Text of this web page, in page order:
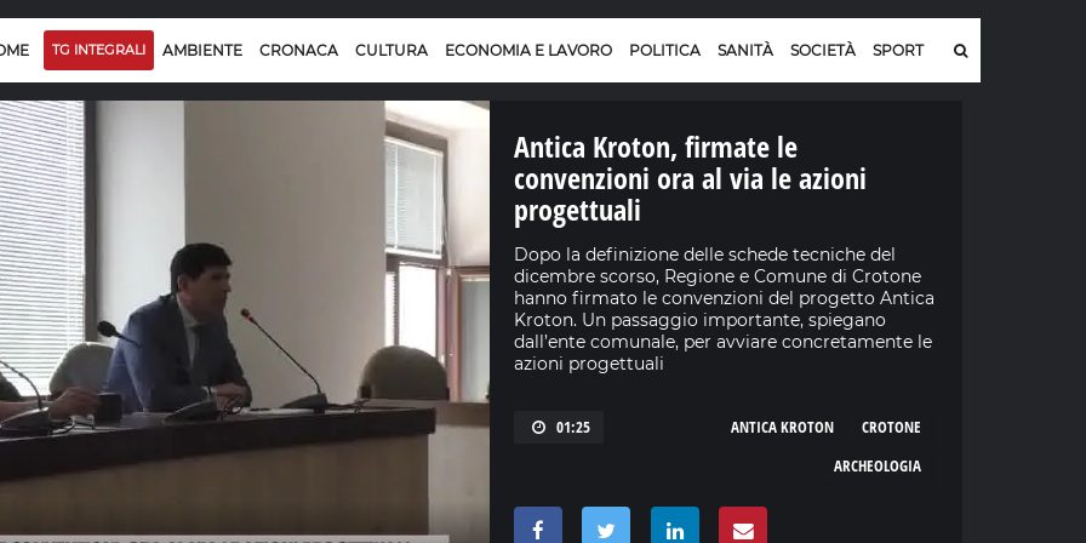
TG INTEGRALI AMBIENTE CRONACA CULTURA ECONOMIA E LAVORO POLITICA SANITÀ SOCIETÀ SPORT
Antica Kroton, firmate le
convenzioni ora al via le azioni
progettuali
Dopo la definizione delle schede tecniche del
dicembre scorso, Regione e Comune di Crotone
hanno firmato le convenzioni del progetto Antica
Kroton. Un passaggio importante, spiegano
dall’ente comunale, per avviare concretamente le
azioni progettuali
01:25 CROTONE
ANTICA KROTON
ARCHEOLOGIA